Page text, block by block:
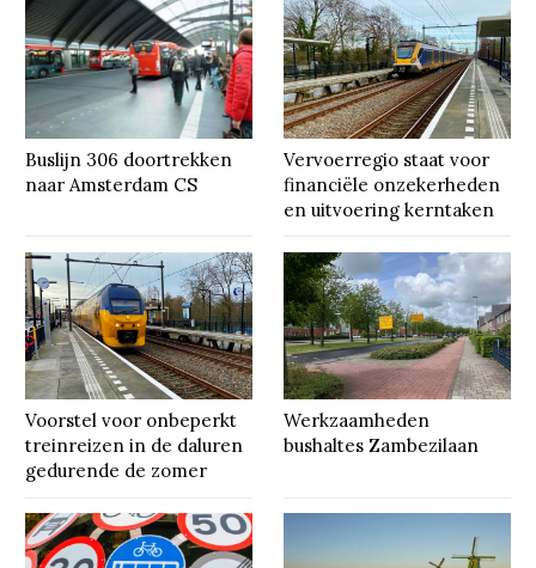
Buslijn 306 doortrekken
naar Amsterdam CS
Vervoerregio staat voor
financiële onzekerheden
en uitvoering kerntaken
Voorstel voor onbeperkt
treinreizen in de daluren
gedurende de zomer
Werkzaamheden
bushaltes Zambezilaan